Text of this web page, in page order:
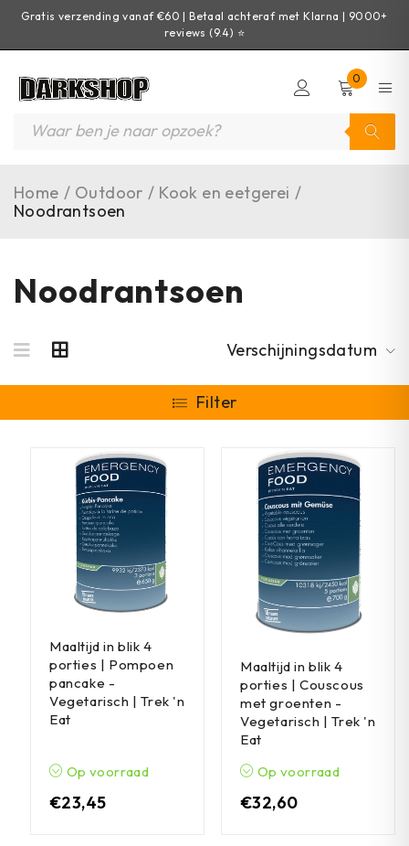
Gratis verzending vanaf €60 | Betaal achteraf met Klarna | 9000+
reviews (9.4) ⭐
0
Home / Outdoor / Kook en eetgerei /
Noodrantsoen
Noodrantsoen
Verschijningsdatum
Filter
Maaltijd in blik 4
porties | Pompoen
pancake -
Vegetarisch | Trek 'n
Eat
Op voorraad
€23,45
Maaltijd in blik 4
porties | Couscous
met groenten -
Vegetarisch | Trek 'n
Eat
Op voorraad
€32,60